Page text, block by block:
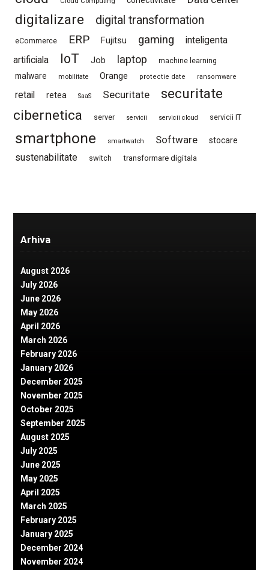
digitalizare digital transformation
eCommerce ERP Fujitsu gaming
inteligenta
artificiala
IoT Job laptop machine learning
malware mobilitate Orange protectie date ransomware
retail retea SaaS Securitate
securitate
cibernetica
server servicii servicii cloud servicii IT
smartphone smartwatch Software stocare
sustenabilitate switch transformare digitala
Arhiva
August 2026
July 2026
June 2026
May 2026
April 2026
March 2026
February 2026
January 2026
December 2025
November 2025
October 2025
September 2025
August 2025
July 2025
June 2025
May 2025
April 2025
March 2025
February 2025
January 2025
December 2024
November 2024